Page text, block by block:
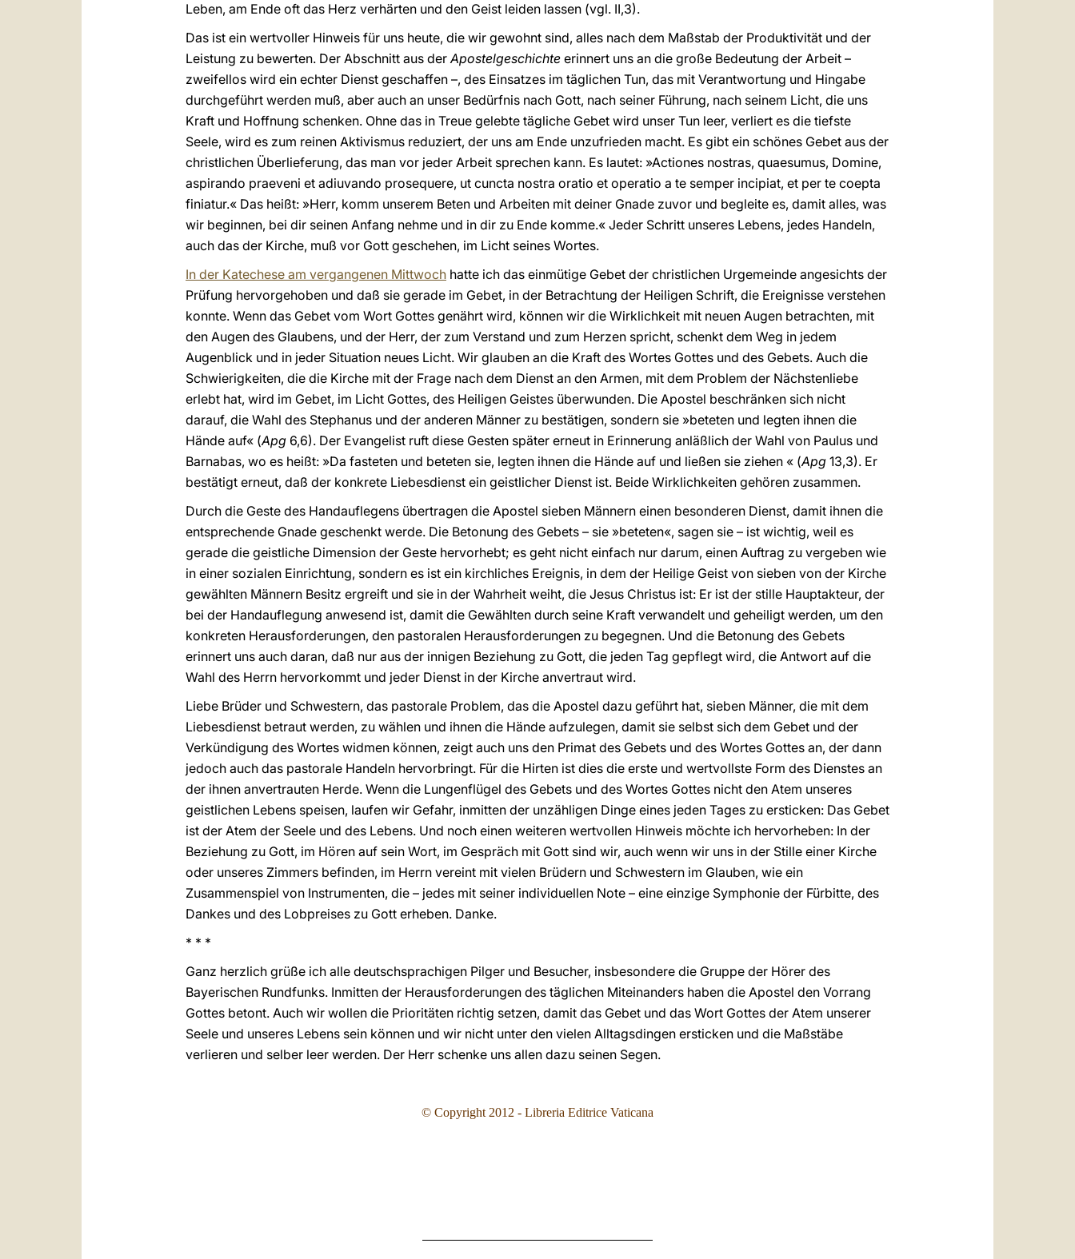
Leben, am Ende oft das Herz verhärten und den Geist leiden lassen (vgl. II,3).
Das ist ein wertvoller Hinweis für uns heute, die wir gewohnt sind, alles nach dem Maßstab der Produktivität und der
Leistung zu bewerten. Der Abschnitt aus derApostelgeschichte erinnert uns an die große Bedeutung der Arbeit –
zweifellos wird ein echter Dienst geschaffen –, des Einsatzes im täglichen Tun, das mit Verantwortung und Hingabe
durchgeführt werden muß, aber auch an unser Bedürfnis nach Gott, nach seiner Führung, nach seinem Licht, die uns
Kraft und Hoffnung schenken. Ohne das in Treue gelebte tägliche Gebet wird unser Tun leer, verliert es die tiefste
Seele, wird es zum reinen Aktivismus reduziert, der uns am Ende unzufrieden macht. Es gibt ein schönes Gebet aus der
christlichen Überlieferung, das man vor jeder Arbeit sprechen kann. Es lautet: »Actiones nostras, quaesumus, Domine,
aspirando praeveni et adiuvando prosequere, ut cuncta nostra oratio et operatio a te semper incipiat, et per te coepta
finiatur.« Das heißt: »Herr, komm unserem Beten und Arbeiten mit deiner Gnade zuvor und begleite es, damit alles, was
wir beginnen, bei dir seinen Anfang nehme und in dir zu Ende komme.« Jeder Schritt unseres Lebens, jedes Handeln,
auch das der Kirche, muß vor Gott geschehen, im Licht seines Wortes.
In der Katechese am vergangenen Mittwoch hatte ich das einmütige Gebet der christlichen Urgemeinde angesichts der
Prüfung hervorgehoben und daß sie gerade im Gebet, in der Betrachtung der Heiligen Schrift, die Ereignisse verstehen
konnte. Wenn das Gebet vom Wort Gottes genährt wird, können wir die Wirklichkeit mit neuen Augen betrachten, mit
den Augen des Glaubens, und der Herr, der zum Verstand und zum Herzen spricht, schenkt dem Weg in jedem
Augenblick und in jeder Situation neues Licht. Wir glauben an die Kraft des Wortes Gottes und des Gebets. Auch die
Schwierigkeiten, die die Kirche mit der Frage nach dem Dienst an den Armen, mit dem Problem der Nächstenliebe
erlebt hat, wird im Gebet, im Licht Gottes, des Heiligen Geistes überwunden. Die Apostel beschränken sich nicht
darauf, die Wahl des Stephanus und der anderen Männer zu bestätigen, sondern sie »beteten und legten ihnen die
Hände auf« (Apg 6,6). Der Evangelist ruft diese Gesten später erneut in Erinnerung anläßlich der Wahl von Paulus und
Barnabas, wo es heißt: »Da fasteten und beteten sie, legten ihnen die Hände auf und ließen sie ziehen « (Apg 13,3). Er
bestätigt erneut, daß der konkrete Liebesdienst ein geistlicher Dienst ist. Beide Wirklichkeiten gehören zusammen.
Durch die Geste des Handauflegens übertragen die Apostel sieben Männern einen besonderen Dienst, damit ihnen die
entsprechende Gnade geschenkt werde. Die Betonung des Gebets – sie »beteten«, sagen sie – ist wichtig, weil es
gerade die geistliche Dimension der Geste hervorhebt; es geht nicht einfach nur darum, einen Auftrag zu vergeben wie
in einer sozialen Einrichtung, sondern es ist ein kirchliches Ereignis, in dem der Heilige Geist von sieben von der Kirche
gewählten Männern Besitz ergreift und sie in der Wahrheit weiht, die Jesus Christus ist: Er ist der stille Hauptakteur, der
bei der Handauflegung anwesend ist, damit die Gewählten durch seine Kraft verwandelt und geheiligt werden, um den
konkreten Herausforderungen, den pastoralen Herausforderungen zu begegnen. Und die Betonung des Gebets
erinnert uns auch daran, daß nur aus der innigen Beziehung zu Gott, die jeden Tag gepflegt wird, die Antwort auf die
Wahl des Herrn hervorkommt und jeder Dienst in der Kirche anvertraut wird.
Liebe Brüder und Schwestern, das pastorale Problem, das die Apostel dazu geführt hat, sieben Männer, die mit dem
Liebesdienst betraut werden, zu wählen und ihnen die Hände aufzulegen, damit sie selbst sich dem Gebet und der
Verkündigung des Wortes widmen können, zeigt auch uns den Primat des Gebets und des Wortes Gottes an, der dann
jedoch auch das pastorale Handeln hervorbringt. Für die Hirten ist dies die erste und wertvollste Form des Dienstes an
der ihnen anvertrauten Herde. Wenn die Lungenflügel des Gebets und des Wortes Gottes nicht den Atem unseres
geistlichen Lebens speisen, laufen wir Gefahr, inmitten der unzähligen Dinge eines jeden Tages zu ersticken: Das Gebet
ist der Atem der Seele und des Lebens. Und noch einen weiteren wertvollen Hinweis möchte ich hervorheben: In der
Beziehung zu Gott, im Hören auf sein Wort, im Gespräch mit Gott sind wir, auch wenn wir uns in der Stille einer Kirche
oder unseres Zimmers befinden, im Herrn vereint mit vielen Brüdern und Schwestern im Glauben, wie ein
Zusammenspiel von Instrumenten, die – jedes mit seiner individuellen Note – eine einzige Symphonie der Fürbitte, des
Dankes und des Lobpreises zu Gott erheben. Danke.
* * *
Ganz herzlich grüße ich alle deutschsprachigen Pilger und Besucher, insbesondere die Gruppe der Hörer des
Bayerischen Rundfunks. Inmitten der Herausforderungen des täglichen Miteinanders haben die Apostel den Vorrang
Gottes betont. Auch wir wollen die Prioritäten richtig setzen, damit das Gebet und das Wort Gottes der Atem unserer
Seele und unseres Lebens sein können und wir nicht unter den vielen Alltagsdingen ersticken und die Maßstäbe
verlieren und selber leer werden. Der Herr schenke uns allen dazu seinen Segen.
© Copyright 2012 - Libreria Editrice Vaticana